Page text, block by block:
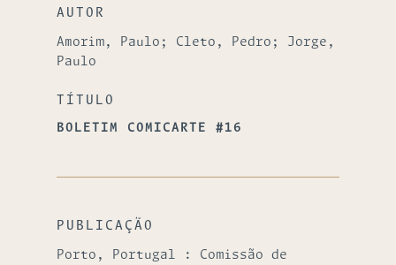
AUTOR
Amorim, Paulo; Cleto, Pedro; Jorge,
Paulo
TÍTULO
BOLETIM COMICARTE #16
PUBLICAÇÃO
Porto, Portugal : Comissão de